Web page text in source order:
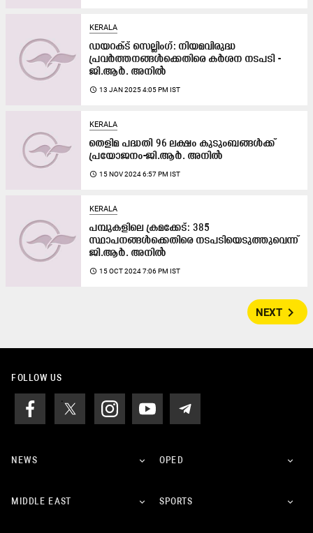
KERALA
ഡയറക്ട് സെല്ലിംഗ്: നിയമവിരുദ്ധ
പ്രവർത്തനങ്ങൾക്കെതിരെ കർശന നടപടി -
ജി.ആർ. അനിൽ
access_time 13 JAN 2025 4:05 PM IST
KERALA
തെളിമ പദ്ധതി 96 ലക്ഷം കുടുംബങ്ങൾക്ക്
പ്രയോജനം-ജി.ആർ. അനിൽ
access_time 15 NOV 2024 6:57 PM IST
KERALA
പമ്പുകളിലെ ക്രമക്കേട്: 385
സ്ഥാപനങ്ങൾക്കെതിരെ നടപടിയെടുത്തുവെന്ന്
ജി.ആർ. അനിൽ
access_time 15 OCT 2024 7:06 PM IST
NEXT navigate_next
FOLLOW US
NEWS OPED
MIDDLE EAST SPORTS